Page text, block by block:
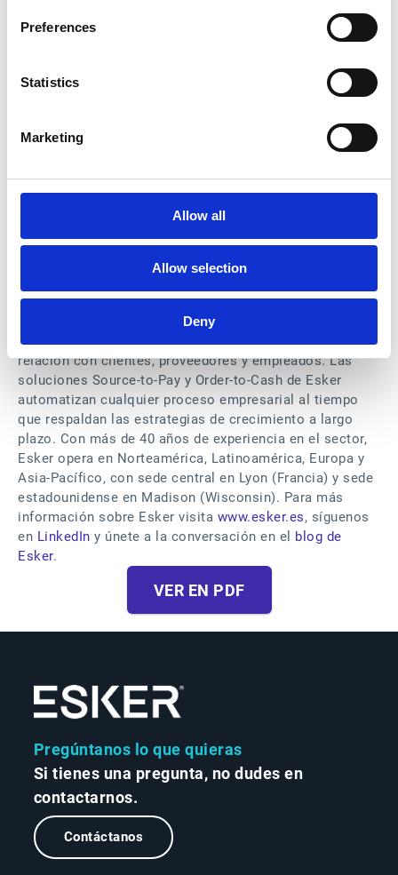
Preferences
Statistics
Marketing
Allow all
Allow selection
Deny
socio estratégico en ese proceso, poniendo a su alcance
la innovación y el conocimiento necesarios para afrontar
Confiamos plenamente en Silvia para guiar al equipo en
esta nueva fase, fortaleciendo nuestras relaciones
del Marketing en Esker”, afirmaDavid Andrés, director
general de Esker Ibérica.
Sobre Esker
La suite de automatización con IA de Esker para la
(Agentic AI) y tecnologías de automatización para
optimizar el fondo de maniobra y el flujo de caja,
facilitar la toma de decisiones estratégicas y mejorar la
relación con clientes, proveedores y empleados. Las
soluciones Source-to-Pay y Order-to-Cash de Esker
automatizan cualquier proceso empresarial al tiempo
que respaldan las estrategias de crecimiento a largo
plazo. Con más de 40 años de experiencia en el sector,
Esker opera en Norteamérica, Latinoamérica, Europa y
Asia-Pacífico, con sede central en Lyon (Francia) y sede
estadounidense en Madison (Wisconsin). Para más
información sobre Esker visita www.esker.es, síguenos
en LinkedIn y únete a la conversación en el blog de
Esker.
VER EN PDF
Pregúntanos lo que quieras
Si tienes una pregunta, no dudes en
contactarnos.
Contáctanos